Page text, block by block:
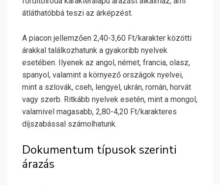
átláthatóbbá teszi az árképzést.
A piacon jellemzően 2,40-3,60 Ft/karakter közötti
árakkal találkozhatunk a gyakoribb nyelvek
esetében. Ilyenek az angol, német, francia, olasz,
spanyol, valamint a környező országok nyelvei,
mint a szlovák, cseh, lengyel, ukrán, román, horvát
vagy szerb. Ritkább nyelvek esetén, mint a mongol,
valamivel magasabb, 2,80-4,20 Ft/karakteres
díjszabással számolhatunk.
Dokumentum típusok szerinti
árazás